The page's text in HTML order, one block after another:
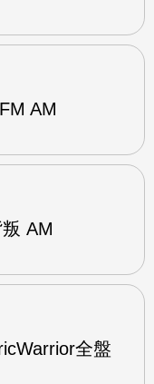
AM
AM
全盤